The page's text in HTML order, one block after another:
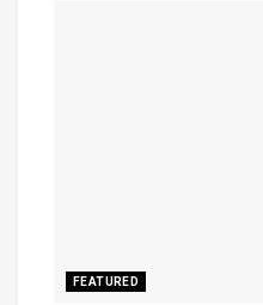
FEATURED